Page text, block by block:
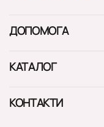
ДОПОМОГА
КАТАЛОГ
КОНТАКТИ